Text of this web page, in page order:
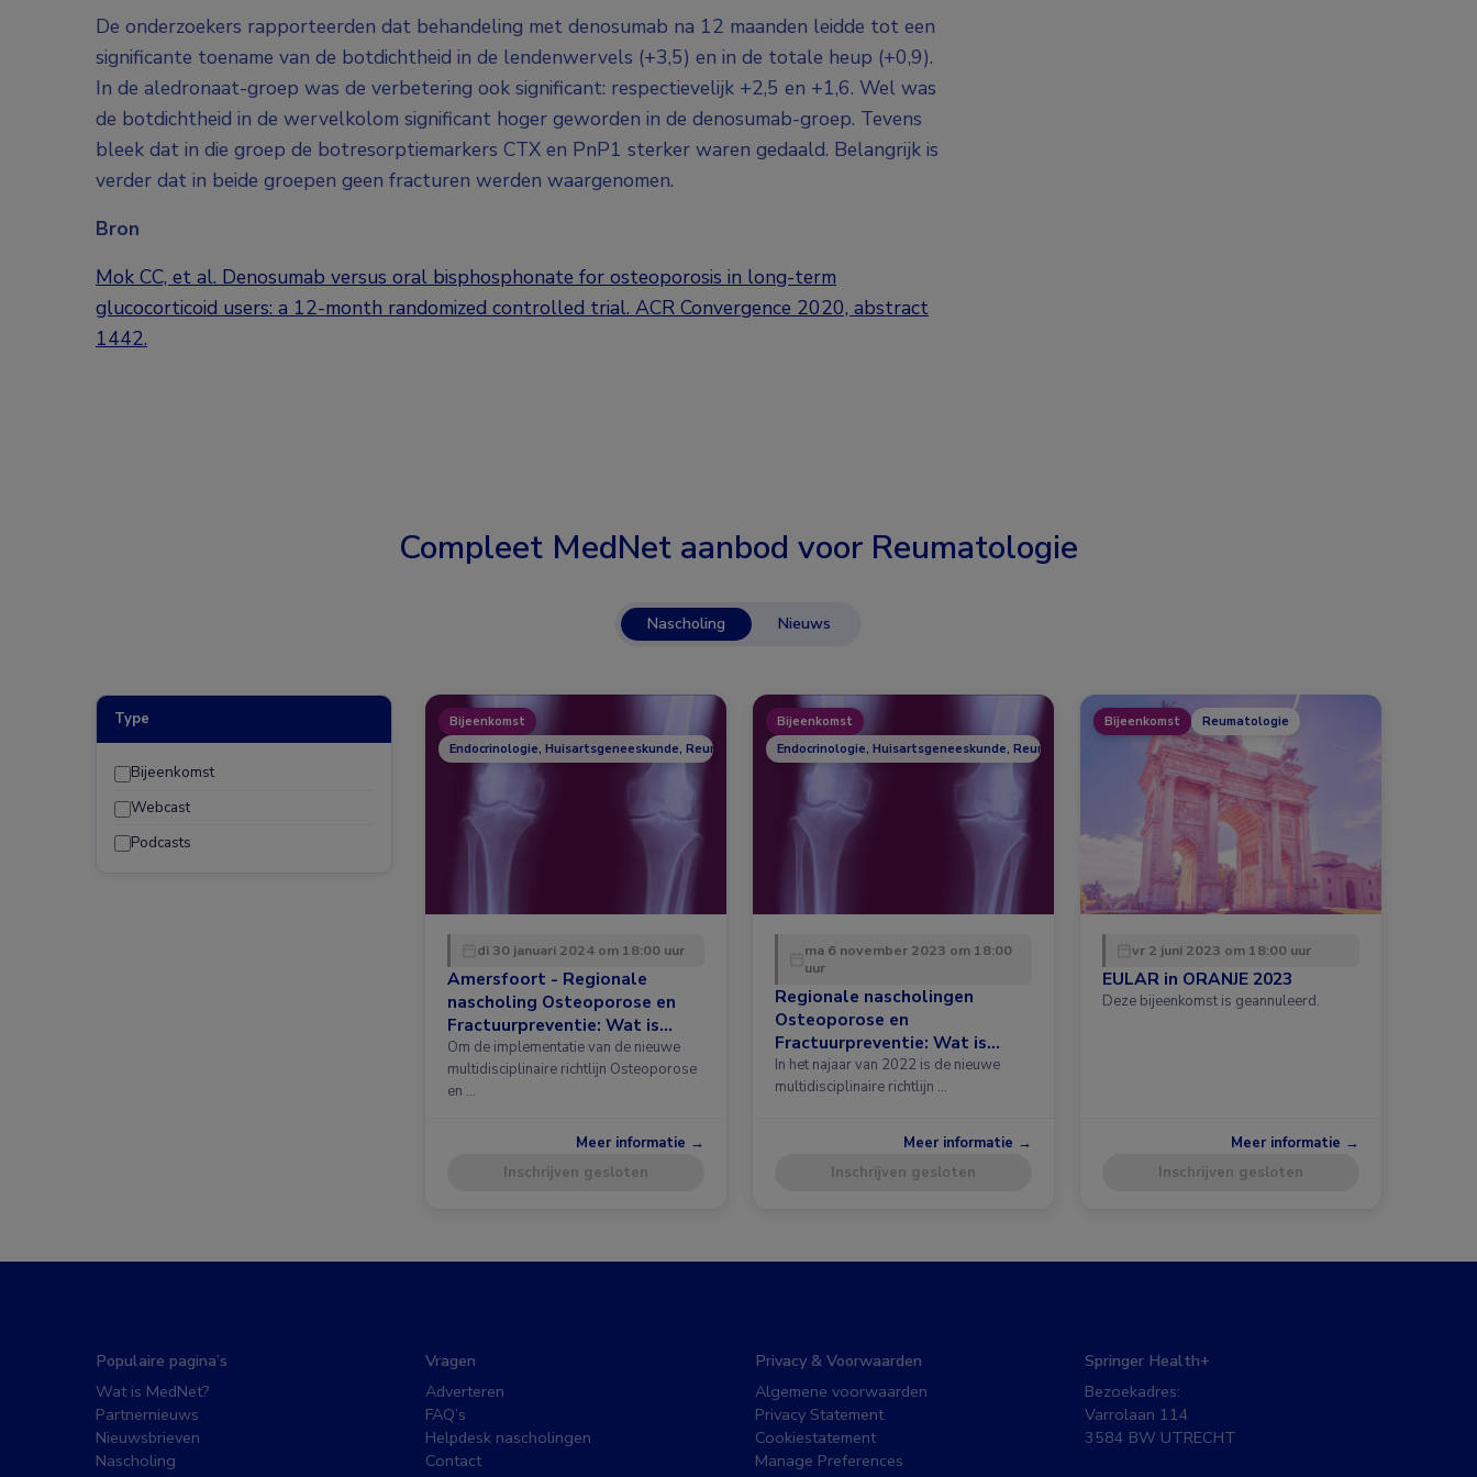
De onderzoekers rapporteerden dat behandeling met denosumab na 12 maanden leidde tot een
significante toename van de botdichtheid in de lendenwervels (+3,5) en in de totale heup (+0,9).
In de aledronaat-groep was de verbetering ook significant: respectievelijk +2,5 en +1,6. Wel was
de botdichtheid in de wervelkolom significant hoger geworden in de denosumab-groep. Tevens
bleek dat in die groep de botresorptiemarkers CTX en PnP1 sterker waren gedaald. Belangrijk is
verder dat in beide groepen geen fracturen werden waargenomen.
Bron
Mok CC, et al. Denosumab versus oral bisphosphonate for osteoporosis in long-term
glucocorticoid users: a 12-month randomized controlled trial. ACR Convergence 2020, abstract
1442.
Compleet MedNet aanbod voor Reumatologie
Nascholing Nieuws
Type
Bijeenkomst
Webcast
Podcasts
Bijeenkomst
Endocrinologie, Huisartsgeneeskunde, Reumatologie
di 30 januari 2024 om 18:00 uur
Amersfoort - Regionale
nascholing Osteoporose en
Fractuurpreventie: Wat is
nieuw in de richtlijn?
Om de implementatie van de nieuwe
multidisciplinaire richtlijn Osteoporose
en …
Meer informatie →
Inschrijven gesloten
Bijeenkomst
Endocrinologie, Huisartsgeneeskunde, Reumatologie
ma 6 november 2023 om 18:00
uur
Regionale nascholingen
Osteoporose en
Fractuurpreventie: Wat is
nieuw in de richtlijn?
In het najaar van 2022 is de nieuwe
multidisciplinaire richtlijn …
Meer informatie →
Inschrijven gesloten
Bijeenkomst Reumatologie
vr 2 juni 2023 om 18:00 uur
EULAR in ORANJE 2023
Deze bijeenkomst is geannuleerd.
Meer informatie →
Inschrijven gesloten
Populaire pagina’s
Wat is MedNet?
Partnernieuws
Nieuwsbrieven
Nascholing
Vragen
Adverteren
FAQ’s
Helpdesk nascholingen
Contact
Privacy & Voorwaarden
Algemene voorwaarden
Privacy Statement
Cookiestatement
Manage Preferences
Springer Health+
Bezoekadres:
Varrolaan 114
3584 BW UTRECHT